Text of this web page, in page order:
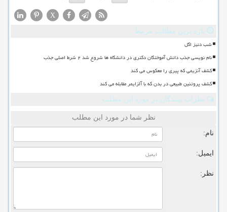
X
تازه ترین مطالب مرتبط
شب دنیز اگل
نام نویسی جذب دانش آموختگان دکتری در دانشگاه ها شروع شد ۲ شرط اصلی جذب
کشف آنزیمی که پیری را معکوس می کند
کشف پروتئین طبیعی در بدن که با آلزایمر مقابله می کند
نظرات بینندگان در مورد این مطلب
نظر شما در مورد این مطلب
نام:
ایمیل:
نظر: